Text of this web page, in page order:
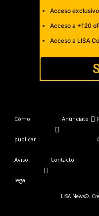
Acceso
Acceso a +120
Acceso a LISA
Cómo
publicar
Anúnciate
Aviso
legal
Contacto
LISA News©.